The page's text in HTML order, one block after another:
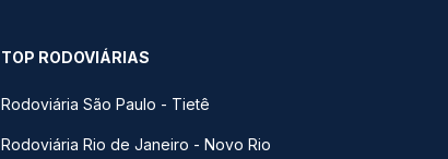
TOP RODOVIÁRIAS
Rodoviária São Paulo - Tietê
Rodoviária Rio de Janeiro - Novo Rio